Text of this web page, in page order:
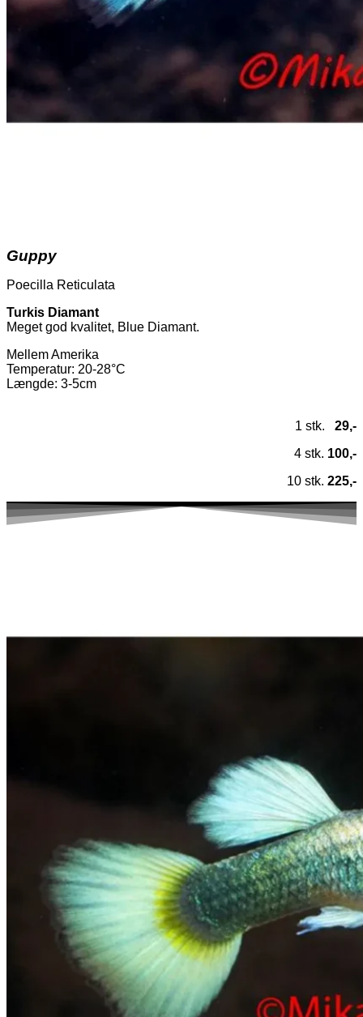
Guppy
Poecilla Reticulata
Turkis Diamant
Meget god kvalitet, Blue Diamant.
Mellem Amerika
Temperatur: 20-28°C
Længde: 3-5cm
1 stk.
29,-
4 stk. 100,-
10 stk. 225,-